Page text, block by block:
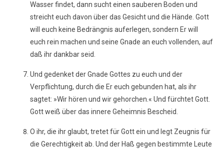
Wasser findet, dann sucht einen sauberen Boden und
streicht euch davon über das Gesicht und die Hände. Gott
will euch keine Bedrängnis auferlegen, sondern Er will
euch rein machen und seine Gnade an euch vollenden, auf
daß ihr dankbar seid.
Und gedenket der Gnade Gottes zu euch und der
Verpflichtung, durch die Er euch gebunden hat, als ihr
sagtet: »Wir hören und wir gehorchen.« Und fürchtet Gott.
Gott weiß über das innere Geheimnis Bescheid.
O ihr, die ihr glaubt, tretet für Gott ein und legt Zeugnis für
die Gerechtigkeit ab. Und der Haß gegen bestimmte Leute